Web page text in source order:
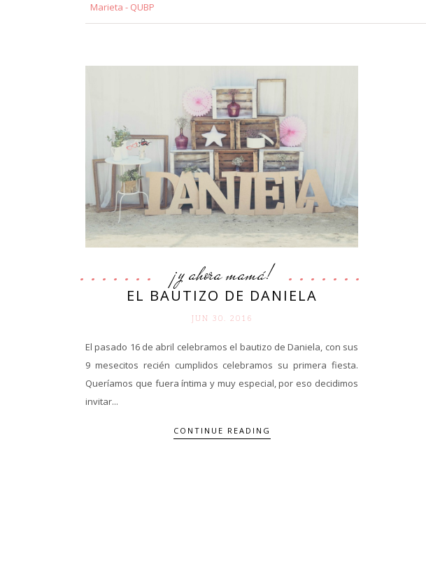
Marieta - QUBP
¡y ahora mamá!
EL BAUTIZO DE DANIELA
JUN 30. 2016
El pasado 16 de abril celebramos el bautizo de Daniela, con sus
9 mesecitos recién cumplidos celebramos su primera fiesta.
Queríamos que fuera íntima y muy especial, por eso decidimos
invitar...
CONTINUE READING